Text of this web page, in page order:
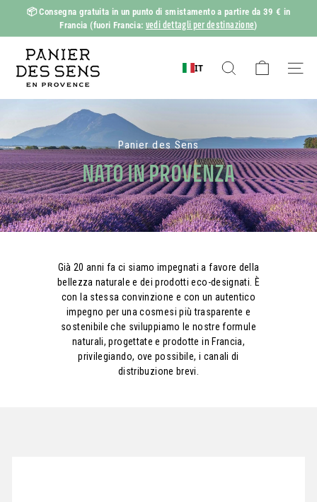
contenuto
Mostra
diapositive
📦Consegna gratuita in un punto di smistamento a partire da 39 € in
Francia (fuori Francia: vedi dettagli per destinazione)
a
e
r
d
e
s
S
IT
Ricerca
Panier des Sens
NATO IN PROVENZA
Già 20 anni fa ci siamo impegnati a favore della
bellezza naturale e dei prodotti eco-designati. È
con la stessa convinzione e con un autentico
impegno per una cosmesi più trasparente e
sostenibile che sviluppiamo le nostre formule
naturali, progettate e prodotte in Francia,
privilegiando, ove possibile, i canali di
distribuzione brevi.